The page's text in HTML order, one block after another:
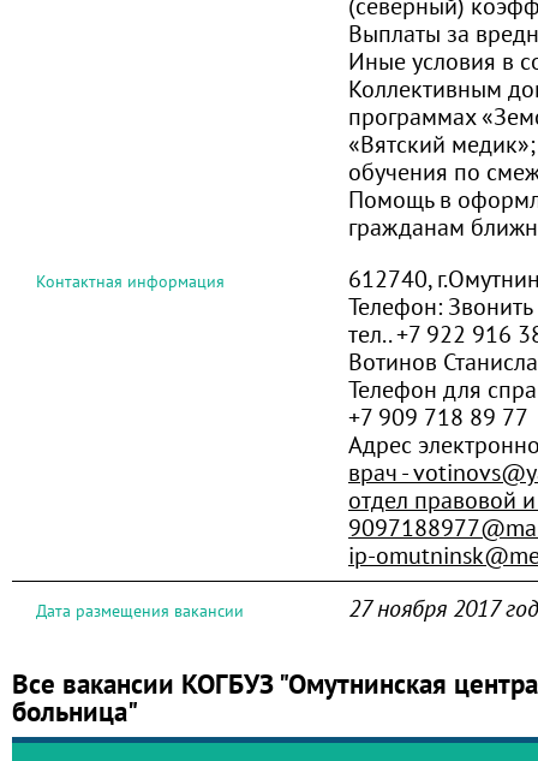
Выплаты за
Иные условия в
Коллективным
программах
«Вятский
обучения по
Помощь в
гражданам
Контактная информация
612740,
Телефон:
тел.. +7 922 916
Вотинов
Телефон для
+7 909 718 89 77
Адрес
врач -
отдел правовой
ip-
Дата размещения вакансии 27 ноября 2017
Все вакансии КОГБУЗ "Омутнинская
больница"